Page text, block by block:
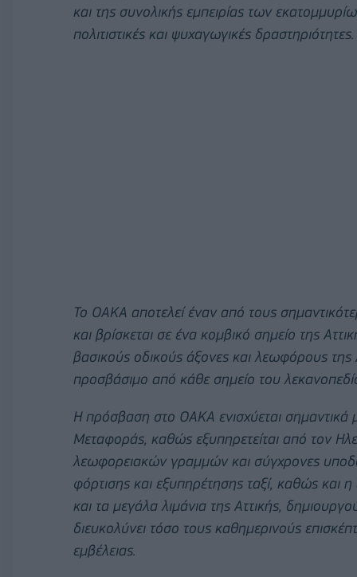
και της συνολικής εμπειρίας των
πολιτιστικές και ψυχαγωγικές δραστηριότητες.
Το ΟΑΚΑ αποτελεί έναν από τους
και βρίσκεται σε ένα κομβικό σημείο της
βασικούς οδικούς άξονες και λεωφόρους
προσβάσιμο από κάθε σημείο του
Η πρόσβαση στο ΟΑΚΑ ενισχύεται
Μεταφοράς, καθώς εξυπηρετείται από τον
λεωφορειακών γραμμών και σύγχρονες
φόρτισης και εξυπηρέτησης ταξί, καθώς
και τα μεγάλα λιμάνια της Αττικής,
διευκολύνει τόσο τους καθημερινούς
εμβέλειας.